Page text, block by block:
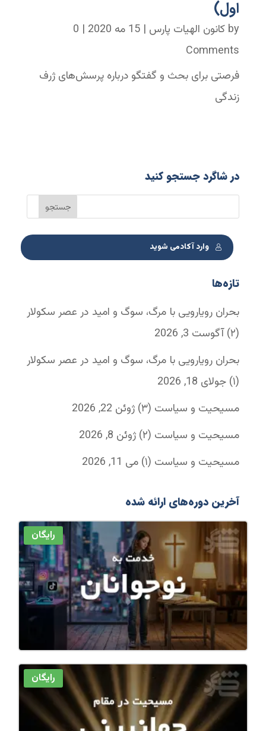
اول)
by کانون الهیات پارس | 15 مه 2020
| 0
Comments
فرصتی برای بحث و گفتگو درباره پرسش‌های ژرف
زندگی
در شاگرد جستجو کنید
وارد آکادمی شوید
تازه‌ها
بحران رویارویی با مرگ، سوگ و امید در عصر سکولار
(۲)
آگوست 3, 2026
بحران رویارویی با مرگ، سوگ و امید در عصر سکولار
(۱) جولای 18, 2026
مسیحیت و سیاست (۳)
ژوئن 22, 2026
مسیحیت و سیاست (۲)
ژوئن 8, 2026
مسیحیت و سیاست (۱) می 11, 2026
آخرین دوره‌های ارائه شده
رایگان
رایگان